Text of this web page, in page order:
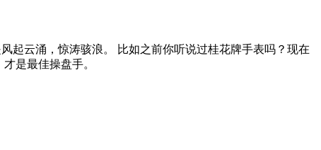
起云涌，惊涛骇浪。 比如之前你听说过桂花牌手表吗？现在
是最佳操盘手。